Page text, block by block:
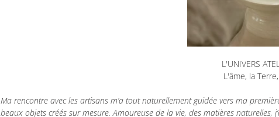
L'UNIVERS
L'âme, la
Ma rencontre avec les artisans m’a toutnaturellement guidée vers ma
beaux objets créés sur mesure.Amoureuse de la vie, des matières naturelles,